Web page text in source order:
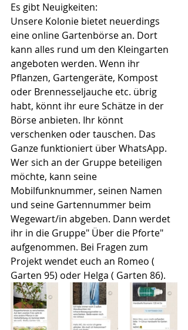
Es gibt Neuigkeiten:
Unsere Kolonie bietet neuerdings
eine online Gartenbörse an. Dort
kann alles rund um den Kleingarten
angeboten werden. Wenn ihr
Pflanzen, Gartengeräte, Kompost
oder Brennesseljauche etc. übrig
habt, könnt ihr eure Schätze in der
Börse anbieten. Ihr könnt
verschenken oder tauschen. Das
Ganze funktioniert über WhatsApp.
Wer sich an der Gruppe beteiligen
möchte, kann seine
Mobilfunknummer, seinen Namen
und seine Gartennummer beim
Wegewart/in abgeben. Dann werdet
ihr in die Gruppe" Über die Pforte"
aufgenommen. Bei Fragen zum
Projekt wendet euch an Romeo (
Garten 95) oder Helga ( Garten 86).